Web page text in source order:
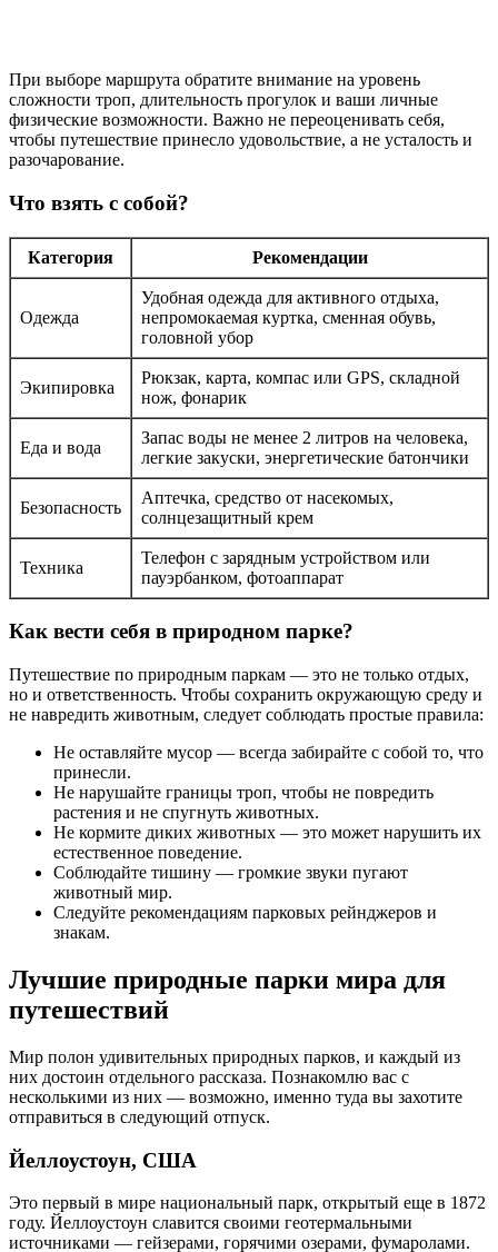
При выборе маршрута обратите внимание на уровень
сложности троп, длительность прогулок и ваши личные
физические возможности. Важно не переоценивать себя,
чтобы путешествие принесло удовольствие, а не усталость и
разочарование.
Что взять с собой?
Категория Рекомендации
Одежда
Удобная одежда для активного отдыха,
непромокаемая куртка, сменная обувь,
головной убор
Экипировка
Рюкзак, карта, компас или GPS, складной
нож, фонарик
Еда и вода
Запас воды не менее 2 литров на человека,
легкие закуски, энергетические батончики
Безопасность
Аптечка, средство от насекомых,
солнцезащитный крем
Техника
Телефон с зарядным устройством или
пауэрбанком, фотоаппарат
Как вести себя в природном парке?
Путешествие по природным паркам — это не только отдых,
но и ответственность. Чтобы сохранить окружающую среду и
не навредить животным, следует соблюдать простые правила:
Не оставляйте мусор — всегда забирайте с собой то, что
принесли.
Не нарушайте границы троп, чтобы не повредить
растения и не спугнуть животных.
Не кормите диких животных — это может нарушить их
естественное поведение.
Соблюдайте тишину — громкие звуки пугают
животный мир.
Следуйте рекомендациям парковых рейнджеров и
знакам.
Лучшие природные парки мира для
путешествий
Мир полон удивительных природных парков, и каждый из
них достоин отдельного рассказа. Познакомлю вас с
несколькими из них — возможно, именно туда вы захотите
отправиться в следующий отпуск.
Йеллоустоун, США
Это первый в мире национальный парк, открытый еще в 1872
году. Йеллоустоун славится своими геотермальными
источниками — гейзерами, горячими озерами, фумаролами.